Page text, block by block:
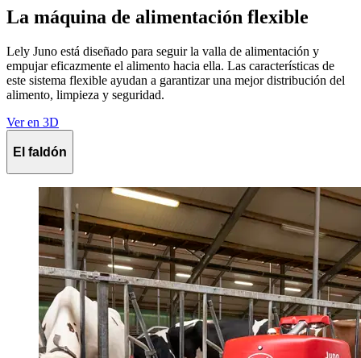
La máquina de alimentación flexible
Lely Juno está diseñado para seguir la valla de alimentación y
empujar eficazmente el alimento hacia ella. Las características de
este sistema flexible ayudan a garantizar una mejor distribución del
alimento, limpieza y seguridad.
Ver en 3D
El faldón